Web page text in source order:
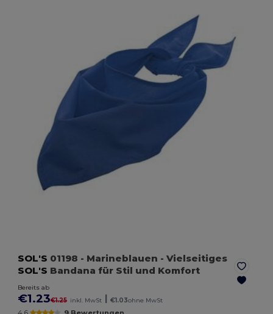
SOL'S 01198 - Marineblauen - Vielseitiges
SOL'S Bandana für Stil und Komfort
Bereits ab
€1.23€1.25 inkl. MwSt | €1.03ohne MwSt